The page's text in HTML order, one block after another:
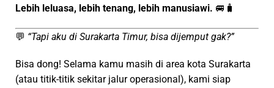
Lebih leluasa, lebih tenang, lebih manusiawi. 🚐🧳
💬 “Tapi aku di Surakarta Timur, bisa dijemput gak?”
Bisa dong! Selama kamu masih di area kota Surakarta
(atau titik-titik sekitar jalur operasional), kami siap